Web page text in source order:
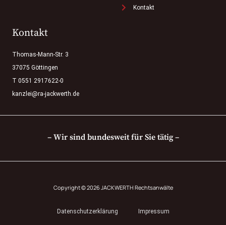
Kontakt
Kontakt
Thomas-Mann-Str. 3
37075 Göttingen
T 0551 2917622-0
kanzlei@ra-jackwerth.de
– Wir sind bundesweit für Sie tätig –
Copyright © 2026 JACKWERTH Rechtsanwälte
Datenschutzerklärung Impressum